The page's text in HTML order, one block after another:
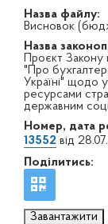
Назва файлу:
Висновок
Назва
Проєкт
"Про
Україні" щодо
ресурсами
державним
Номер, дата
13552 від
Поділитись:
Завантажити